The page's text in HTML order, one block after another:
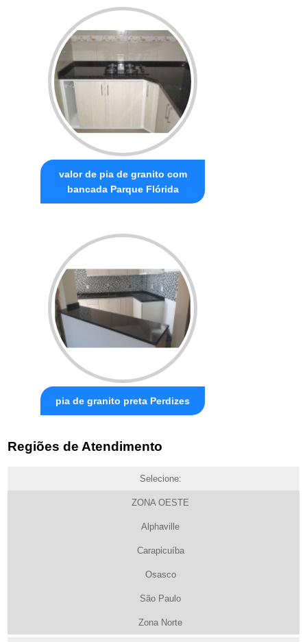
valor de pia de granito com
bancada Parque Flórida
pia de granito preta Perdizes
Regiões de Atendimento
Selecione:
ZONA OESTE
Alphaville
Carapicuíba
Osasco
São Paulo
Zona Norte